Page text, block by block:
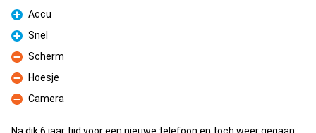
Pluspunt
Accu
Pluspunt
Snel
Minpunt
Scherm
Minpunt
Hoesje
Minpunt
Camera